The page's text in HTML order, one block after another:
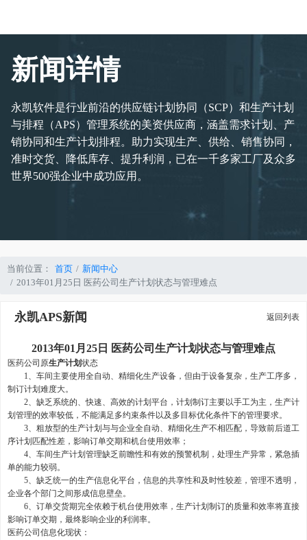
新闻详情
永凯软件是行业前沿的供应链计划协同（SCP）和生产计划
与排程（APS）管理系统的美资供应商，涵盖需求计划、产
销协同和生产计划排程。助力实现生产、供给、销售协同，
准时交货、降低库存、提升利润，已在一千多家工厂及众多
世界500强企业中成功应用。
当前位置： 首页
新闻中心
2013年01月25日 医药公司生产计划状态与管理难点
永凯APS新闻 返回列表
2013年01月25日 医药公司生产计划状态与管理难点
医药公司原生产计划状态
1、车间主要使用全自动、精细化生产设备，但由于设备复杂，生产工序多，
制订计划难度大。
2、缺乏系统的、快速、高效的计划平台，计划制订主要以手工为主，生产计
划管理的效率较低，不能满足多约束条件以及多目标优化条件下的管理要求。
3、粗放型的生产计划与与企业全自动、精细化生产不相匹配，导致前后道工
序计划匹配性差，影响订单交期和机台使用效率；
4、车间生产计划管理缺乏前瞻性和有效的预警机制，处理生产异常，紧急插
单的能力较弱。
5、缺乏统一的生产信息化平台，信息的共享性和及时性较差，管理不透明，
企业各个部门之间形成信息壁垒。
6、订单交货期完全依赖于机台使用效率，生产计划制订的质量和效率将直接
影响订单交期，最终影响企业的利润率。
医药公司信息化现状：